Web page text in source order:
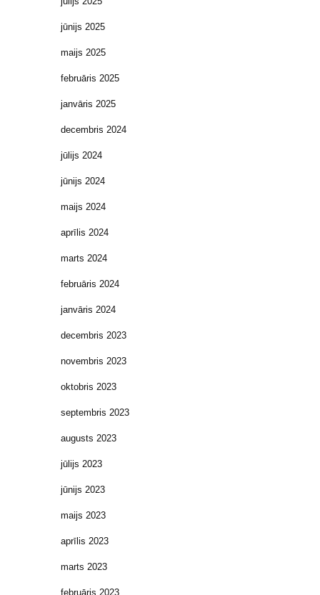
jūnijs 2025
maijs 2025
februāris 2025
janvāris 2025
decembris 2024
jūlijs 2024
jūnijs 2024
maijs 2024
aprīlis 2024
marts 2024
februāris 2024
janvāris 2024
decembris 2023
novembris 2023
oktobris 2023
septembris 2023
augusts 2023
jūlijs 2023
jūnijs 2023
maijs 2023
aprīlis 2023
marts 2023
februāris 2023